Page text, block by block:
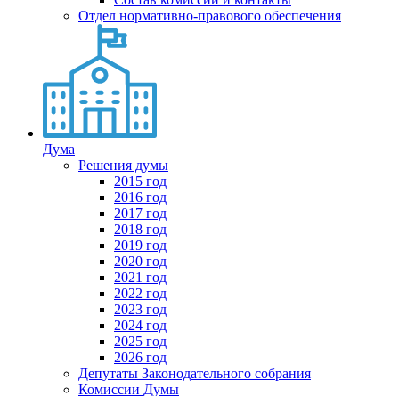
Отдел нормативно-правового обеспечения
Дума
Решения думы
2015 год
2016 год
2017 год
2018 год
2019 год
2020 год
2021 год
2022 год
2023 год
2024 год
2025 год
2026 год
Депутаты Законодательного собрания
Комиссии Думы